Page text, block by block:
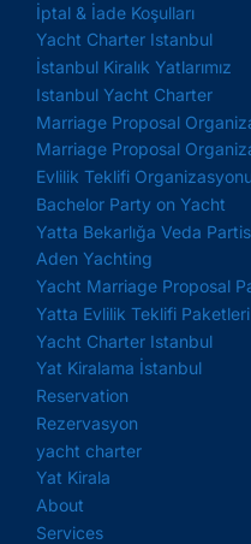
İptal & İade Koşulları
Yacht Charter Istanbul
İstanbul Kiralık Yatlarımız
Istanbul Yacht Charter
Marriage Proposal
Marriage Proposal
Evlilik Teklifi Organizasyonu
Bachelor Party on Yacht
Yatta Bekarlığa Veda
Aden Yachting
Yacht Marriage Proposal
Yatta Evlilik Teklifi Paketleri
Yacht Charter Istanbul
Yat Kiralama İstanbul
Reservation
Rezervasyon
yacht charter
Yat Kirala
About
Services